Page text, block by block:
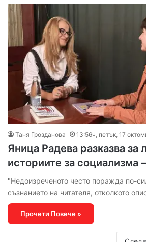
Таня Грозданова 13:56ч, петък, 17
Яница Радева разказва за
историите за социализма
"Недоизреченото често поражда по-
съзнанието на читателя, отколкото
Прочети Повече »